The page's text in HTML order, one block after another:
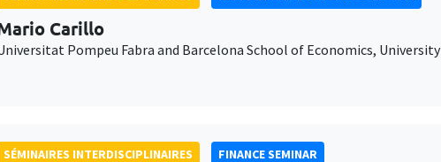
Carillo
Pompeu Fabra and Barcelona School of Economics, University
SÉMINAIRES INTERDISCIPLINAIRES FINANCE SEMINAR